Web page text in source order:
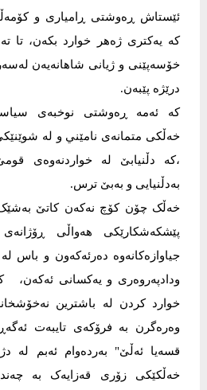
ئێستاش ڕەوشتی ڕامیاری و
کە یەکتری ژەهر خوارد بکەن، تا
خۆسەپێنی و ژیانی شاهانەیەن
درێژە پێبەن.
کە ئەمە ڕەوشتی نوخبەی
خەڵکی متمانەی نامێني و لە
،کە دڵنیابێ لە خواردنەوەی
بەدڵنیایی و بەبێ ترس.
خەڵک چۆن کۆچ نەکەن کاتێ
پێشکەشکارێکی هەواڵی
جیاوازەکانەوە دەرئەکەون و باس
ودادپەروەری و یەکسانی
خوارد کردن لە باشترین
وەرەگرن بە فرۆکەی تایبەت
قسەیا ئەڵێ" بەردەوام ئەبم لە
خەڵکێکی زۆری قەزایەک بە